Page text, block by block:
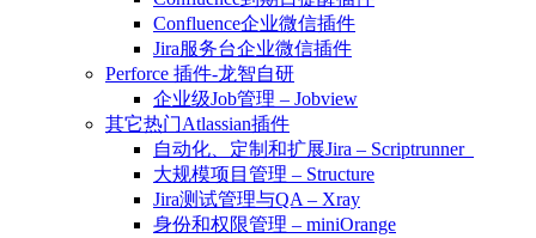
Confluence企业微信插件
Jira服务台企业微信插件
Perforce 插件-龙智自研
企业级Job管理 – Jobview
其它热门Atlassian插件
自动化、定制和扩展Jira – Scriptrunner
大规模项目管理 – Structure
Jira测试管理与QA – Xray
身份和权限管理 – miniOrange